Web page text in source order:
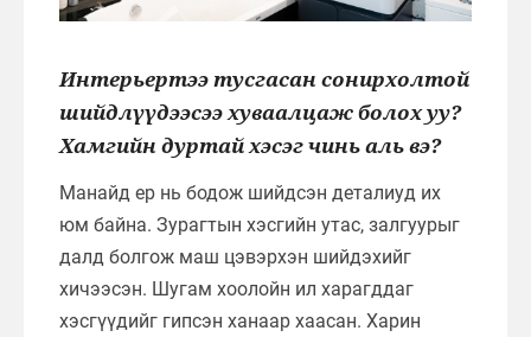
Интерьертээ тусгасан сонирхолтой
шийдлүүдээсээ хуваалцаж болох уу?
Хамгийн дуртай хэсэг чинь аль вэ?
Манайд ер нь бодож шийдсэн деталиуд их
юм байна. Зурагтын хэсгийн утас, залгуурыг
далд болгож маш цэвэрхэн шийдэхийг
хичээсэн. Шугам хоолойн ил харагддаг
хэсгүүдийг гипсэн ханаар хаасан. Харин